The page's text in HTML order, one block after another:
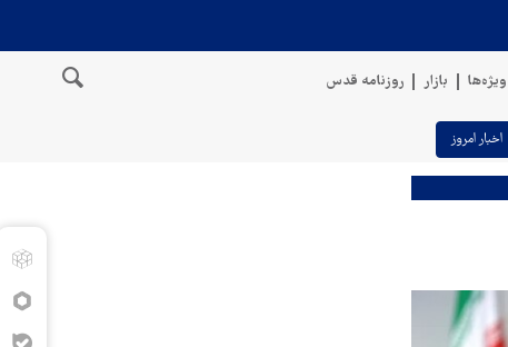
ویژه‌ها بازار روزنامه قدس
اخبار امروز